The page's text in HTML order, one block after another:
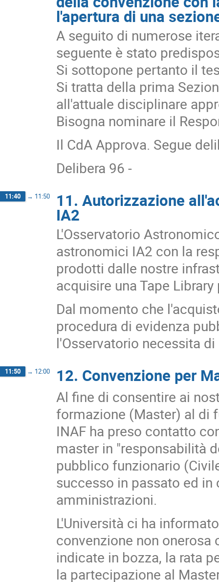
l'apertura di una
A seguito di numerose
seguente è stato
Si sottopone pertanto il
Si tratta della prima
all'attuale disciplinare
Bisogna nominare il
Il CdA Approva. Segue
Delibera 96 -
11:40 → 11:50 11. Autorizzazione
IA2
L'Osservatorio
astronomici IA2 con la
prodotti dalle nostre
acquisire una Tape
Dal momento che
procedura di evidenza
l'Osservatorio necessita
11:50 → 12:00 12. Convenzione per
Al fine di consentire ai
formazione (Master) al di
INAF ha preso contatto
master in "responsabilità
pubblico funzionario
successo in passato ed
amministrazioni.
L'Università ci ha
convenzione non onerosa
indicate in bozza, la rata
la partecipazione al